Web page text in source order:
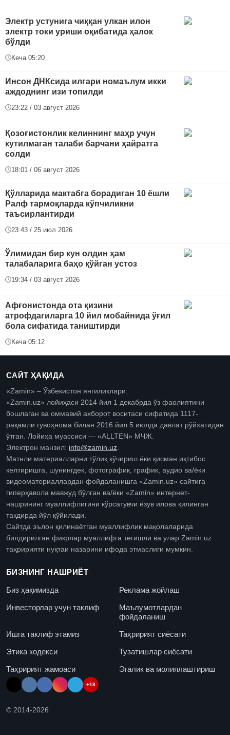
Электр устунига чиққан улкан илон
электр токи уриши оқибатида ҳалок
бўлди
Кеча 05:20
Инсон ДНКсида илгари номаълум икки
аждоднинг изи топилди
23:22 / 03 август 2026
Қозоғистонлик келиннинг маҳр учун
кутилмаган талаби барчани ҳайратга
солди
18:01 / 06 август 2026
Қўлларида мактабга борадиган 10 ёшли
Ралф тармоқларда кўпчиликни
таъсирлантирди
23:43 / 25 июл 2026
Ўлимидан бир кун олдин ҳам
талабаларига баҳо қўйган устоз
19:34 / 03 август 2026
Афғонистонда ота қизини
атрофдагиларга 10 йил мобайнида ўғил
бола сифатида таништирди
Кеча 05:12
САЙТ ҲАҚИДА
«Zamin» – Ўзбекистон янгиликлари.
«Zamin.uz» лойиҳаси 2014 йил 1 декабрда ўз фаолиятини
бошлаган ва оммавий ахборот воситаси сифатида 1117-
рақамли гувоҳнома билан 2016 йил 5 июлда давлат рўйхатидан
ўтган. Лойиҳа муассиси — «ALLTEN» МЧЖ.
Электрон манзил: info@zamin.uz
Матнли материалларни тўлиқ кўчириш ёки қисман иқтибос
келтиришга, шунингдек, фотографик, график, аудио ва/ёки
видеоматериаллардан фойдаланишга «Zamin.uz» сайтига
гиперҳавола мавжуд бўлган ва/ёки «Zamin» интернет-
нашрининг муаллифлигини кўрсатувчи ёзув илова қилинган
тақдирда йўл қўйилади.
Сайтда эълон қилинаётган муаллифлик мақолаларида
билдирилган фикрлар муаллифга тегишли ва улар Zamin.uz
таҳририяти нуқтаи назарини ифода этмаслиги мумкин.
БИЗНИНГ НАШРИЁТ
Биз ҳақимизда
Реклама жойлаш
Инвесторлар учун таклиф
Маълумотлардан
фойдаланиш
Ишга таклиф этамиз
Таҳририят сиёсати
Этика кодекси
Тузатишлар сиёсати
Таҳририят жамоаси
Эгалик ва молиялаштириш
+18
© 2014-2026